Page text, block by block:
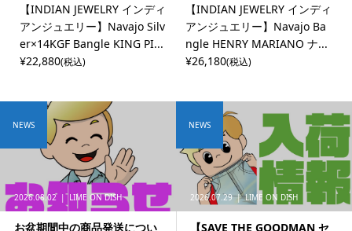
【INDIAN JEWELRY インディ
アンジュエリー】Navajo Silv
er×14KGF Bangle KING PI...
¥22,880(税込)
【INDIAN JEWELRY インディ
アンジュエリー】Navajo Ba
ngle HENRY MARIANO ナ...
¥26,180(税込)
2026.08.02 LIME ON DISH
お盆期間中の商品発送につい
NEWS
2026.07.29 LIME ON DISH
【SAVE THE GOODMAN セ
NEWS